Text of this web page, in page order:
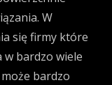
W
się firmy które
bardzo wiele
bardzo